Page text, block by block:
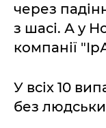
через
з шасі. А у
компанії
У всіх 10
без